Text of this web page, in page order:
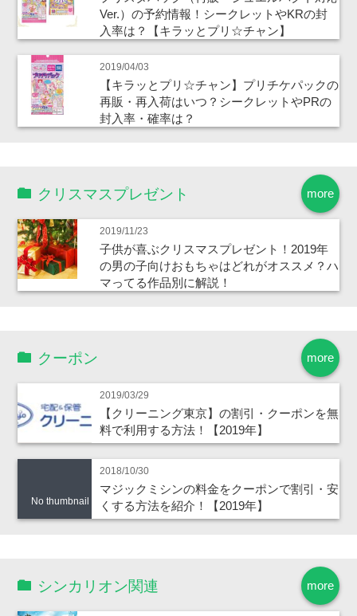
Ver.）の予約情報！シークレットやKRの封
入率は？【キラッとプリ☆チャン】
2019/04/03
【キラッとプリ☆チャン】プリチケパックの
再販・再入荷はいつ？シークレットやPRの
封入率・確率は？
more
クリスマスプレゼント
2019/11/23
子供が喜ぶクリスマスプレゼント！2019年
の男の子向けおもちゃはどれがオススメ？ハ
マってる作品別に解説！
more
クーポン
2019/03/29
【クリーニング東京】の割引・クーポンを無
料で利用する方法！【2019年】
No thumbnail
2018/10/30
マジックミシンの料金をクーポンで割引・安
くする方法を紹介！【2019年】
more
シンカリオン関連